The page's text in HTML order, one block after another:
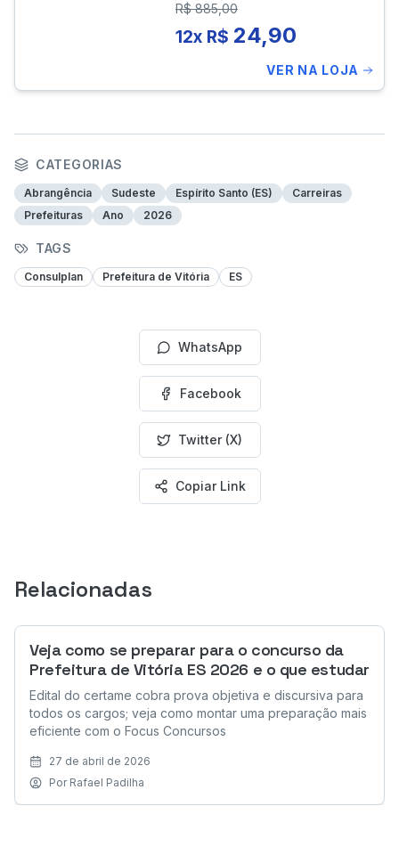
R$885,00
12x R$ 24,90
VER NA LOJA
CATEGORIAS
Abrangência Sudeste Espírito Santo (ES)
Carreiras
Prefeituras
Ano 2026
TAGS
Consulplan Prefeitura de Vitória ES
WhatsApp
Facebook
Twitter (X)
Copiar Link
Relacionadas
Veja como se preparar para o concurso da
Prefeitura de Vitória ES 2026 e o que estudar
Edital do certame cobra prova objetiva e discursiva para
todos os cargos; veja como montar uma preparação mais
eficiente com o Focus Concursos
27 de abril de 2026
Por Rafael Padilha